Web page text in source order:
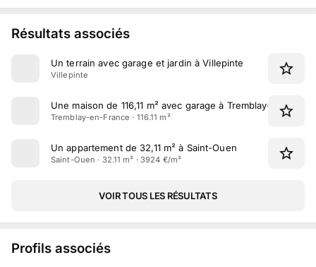
Résultats associés
Un terrain avec garage et jardin à Villepinte
Villepinte
Une maison de 116,11 m² avec garage à Tremblay-en-
Tremblay-en-France · 116.11 m²
Un appartement de 32,11 m² à Saint-Ouen
Saint-Ouen · 32.11 m² · 3924 €/m²
VOIR TOUS LES RÉSULTATS
Profils associés